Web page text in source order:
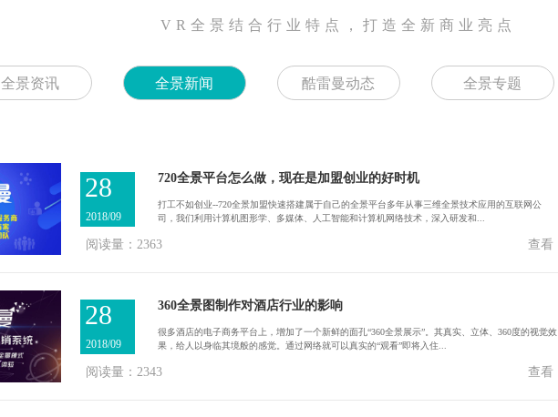
VR全景结合行业特点，打造全新商业亮点
全景资讯 全景新闻 酷雷曼动态 全景专题
720全景平台怎么做，现在是加盟创业的好时机
打工不如创业--720全景加盟快速搭建属于自己的全景平台多年从事三维全景技术应用的互联网公
司，我们利用计算机图形学、多媒体、人工智能和计算机网络技术，深入研发和...
阅读量：2363 查看
28
2018/09
360全景图制作对酒店行业的影响
很多酒店的电子商务平台上，增加了一个新鲜的面孔“360全景展示”。其真实、立体、360度的视觉效
果，给人以身临其境般的感觉。通过网络就可以真实的“观看”即将入住...
阅读量：2343 查看
28
2018/09